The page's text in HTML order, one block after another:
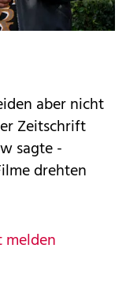
aber nicht
Zeitschrift
sagte -
drehten
melden